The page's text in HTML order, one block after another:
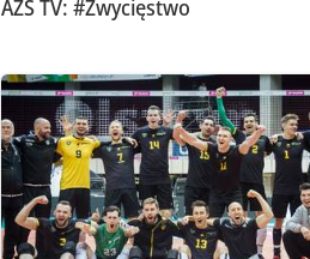
AZS TV: #Zwycięstwo